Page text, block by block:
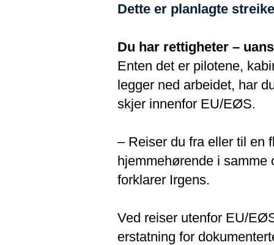
Dette er planlagte
Du har rettigheter –
Enten det er pilotene,
legger ned arbeidet, har
skjer innenfor EU/EØS.
– Reiser du fra eller til en
hjemmehørende i samme
forklarer Irgens.
Ved reiser utenfor EU/
erstatning for